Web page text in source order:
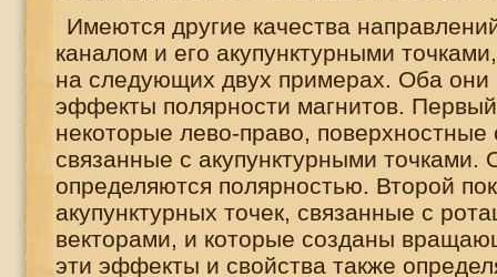
Имеются другие качества
каналом и его акупунктурными
на следующих двух примерах. Оба они
эффекты полярности магнитов.
некоторые лево-право, поверхностные
связанные с акупунктурными точками.
определяются полярностью. Второй
акупунктурных точек, связанные с
векторами, и которые созданы
эти эффекты и свойства также